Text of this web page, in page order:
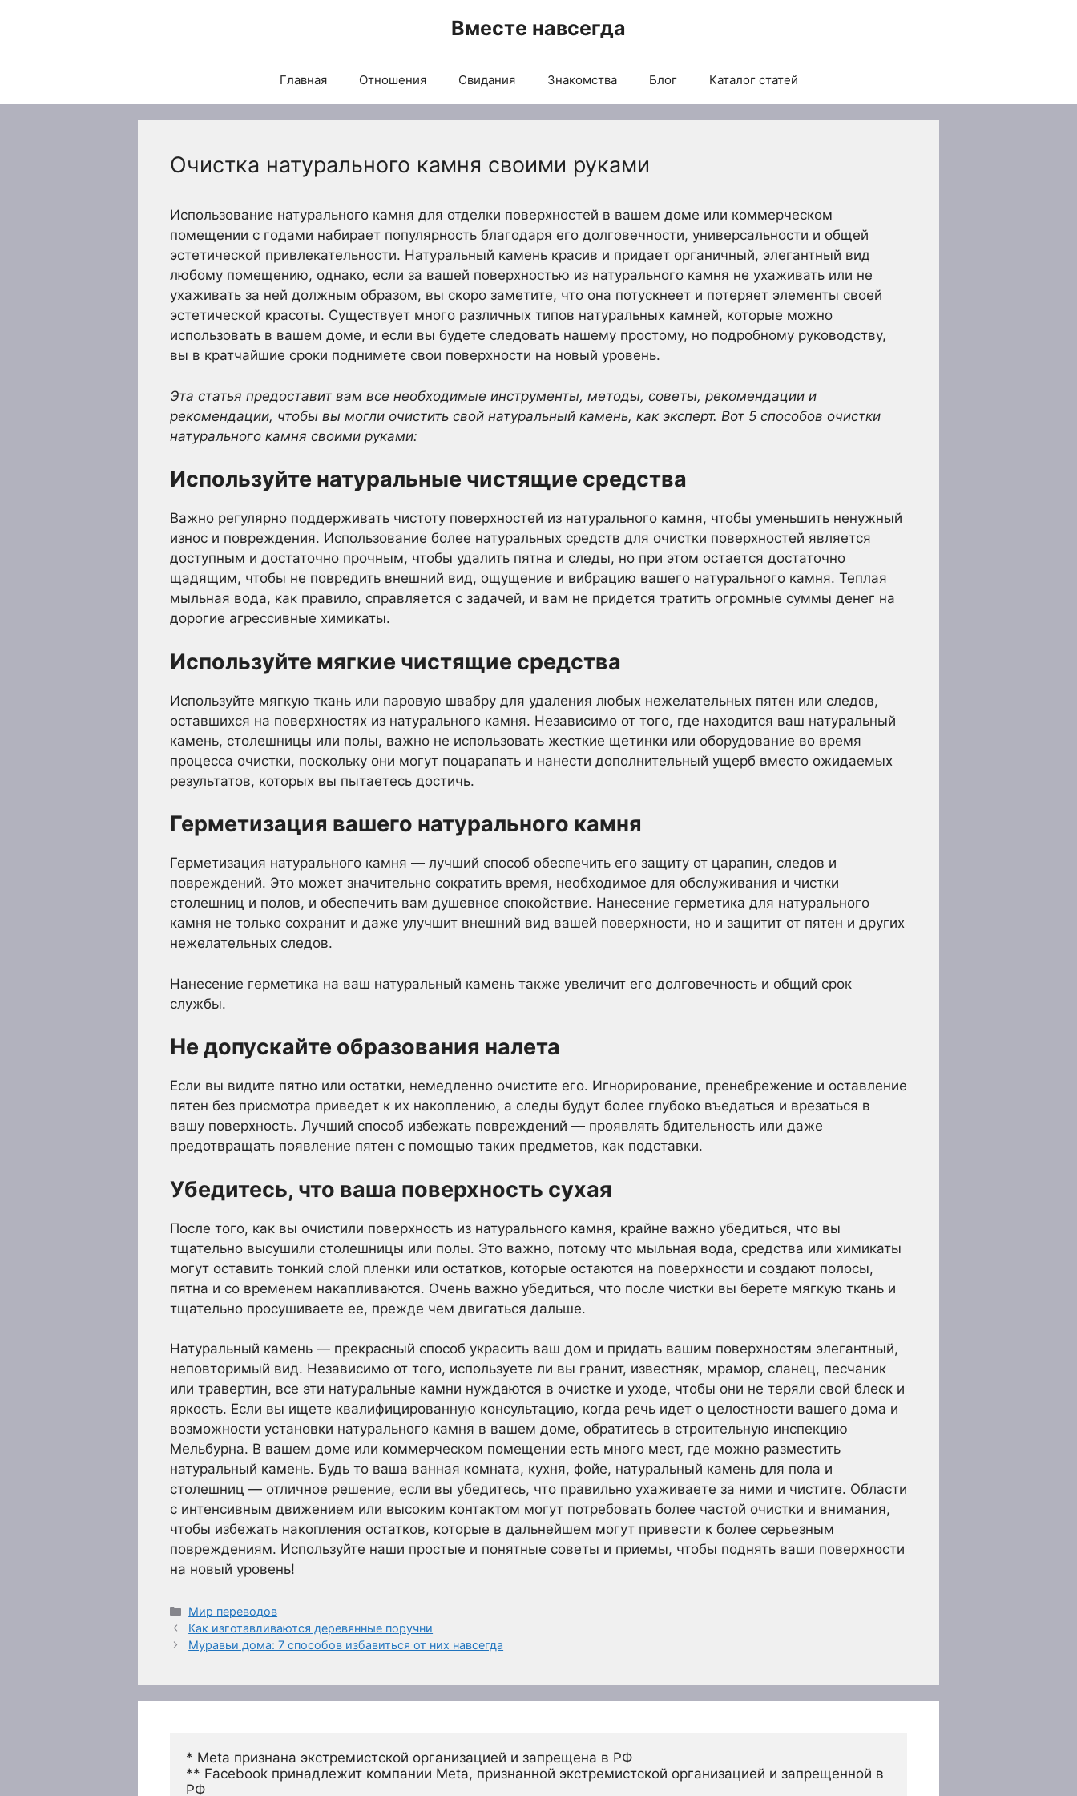
Вместе навсегда
Главная Отношения Свидания Знакомства Блог Каталог статей
Очистка натурального камня своими руками
Использование натурального камня для отделки поверхностей в вашем доме или коммерческом
помещении с годами набирает популярность благодаря его долговечности, универсальности и общей
эстетической привлекательности. Натуральный камень красив и придает органичный, элегантный вид
любому помещению, однако, если за вашей поверхностью из натурального камня не ухаживать или не
ухаживать за ней должным образом, вы скоро заметите, что она потускнеет и потеряет элементы своей
эстетической красоты. Существует много различных типов натуральных камней, которые можно
использовать в вашем доме, и если вы будете следовать нашему простому, но подробному руководству,
вы в кратчайшие сроки поднимете свои поверхности на новый уровень.
Эта статья предоставит вам все необходимые инструменты, методы, советы, рекомендации и
рекомендации, чтобы вы могли очистить свой натуральный камень, как эксперт. Вот 5 способов очистки
натурального камня своими руками:
Используйте натуральные чистящие средства
Важно регулярно поддерживать чистоту поверхностей из натурального камня, чтобы уменьшить ненужный
износ и повреждения. Использование более натуральных средств для очистки поверхностей является
доступным и достаточно прочным, чтобы удалить пятна и следы, но при этом остается достаточно
щадящим, чтобы не повредить внешний вид, ощущение и вибрацию вашего натурального камня. Теплая
мыльная вода, как правило, справляется с задачей, и вам не придется тратить огромные суммы денег на
дорогие агрессивные химикаты.
Используйте мягкие чистящие средства
Используйте мягкую ткань или паровую швабру для удаления любых нежелательных пятен или следов,
оставшихся на поверхностях из натурального камня. Независимо от того, где находится ваш натуральный
камень, столешницы или полы, важно не использовать жесткие щетинки или оборудование во время
процесса очистки, поскольку они могут поцарапать и нанести дополнительный ущерб вместо ожидаемых
результатов, которых вы пытаетесь достичь.
Герметизация вашего натурального камня
Герметизация натурального камня — лучший способ обеспечить его защиту от царапин, следов и
повреждений. Это может значительно сократить время, необходимое для обслуживания и чистки
столешниц и полов, и обеспечить вам душевное спокойствие. Нанесение герметика для натурального
камня не только сохранит и даже улучшит внешний вид вашей поверхности, но и защитит от пятен и других
нежелательных следов.
Нанесение герметика на ваш натуральный камень также увеличит его долговечность и общий срок
службы.
Не допускайте образования налета
Если вы видите пятно или остатки, немедленно очистите его. Игнорирование, пренебрежение и оставление
пятен без присмотра приведет к их накоплению, а следы будут более глубоко въедаться и врезаться в
вашу поверхность. Лучший способ избежать повреждений — проявлять бдительность или даже
предотвращать появление пятен с помощью таких предметов, как подставки.
Убедитесь, что ваша поверхность сухая
После того, как вы очистили поверхность из натурального камня, крайне важно убедиться, что вы
тщательно высушили столешницы или полы. Это важно, потому что мыльная вода, средства или химикаты
могут оставить тонкий слой пленки или остатков, которые остаются на поверхности и создают полосы,
пятна и со временем накапливаются. Очень важно убедиться, что после чистки вы берете мягкую ткань и
тщательно просушиваете ее, прежде чем двигаться дальше.
Натуральный камень — прекрасный способ украсить ваш дом и придать вашим поверхностям элегантный,
неповторимый вид. Независимо от того, используете ли вы гранит, известняк, мрамор, сланец, песчаник
или травертин, все эти натуральные камни нуждаются в очистке и уходе, чтобы они не теряли свой блеск и
яркость. Если вы ищете квалифицированную консультацию, когда речь идет о целостности вашего дома и
возможности установки натурального камня в вашем доме, обратитесь в строительную инспекцию
Мельбурна. В вашем доме или коммерческом помещении есть много мест, где можно разместить
натуральный камень. Будь то ваша ванная комната, кухня, фойе, натуральный камень для пола и
столешниц — отличное решение, если вы убедитесь, что правильно ухаживаете за ними и чистите. Области
с интенсивным движением или высоким контактом могут потребовать более частой очистки и внимания,
чтобы избежать накопления остатков, которые в дальнейшем могут привести к более серьезным
повреждениям. Используйте наши простые и понятные советы и приемы, чтобы поднять ваши поверхности
на новый уровень!
Рубрики
Мир переводов
Как изготавливаются деревянные поручни
Муравьи дома: 7 способов избавиться от них навсегда
* Meta признана экстремистской организацией и запрещена в РФ
** Facebook принадлежит компании Meta, признанной экстремистской организацией и запрещенной в
РФ